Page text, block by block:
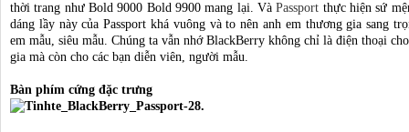
thời trang như Bold 9000 Bold 9900 mang lại. VàPassport thực hiện sứ
dáng lầy này của Passport khá vuông và to nên anh em thương gia sang
em mẫu, siêu mẫu. Chúng ta vẫn nhớ BlackBerry không chỉ là điện thoại
gia mà còn cho các bạn diễn viên, người mẫu.
Bàn phím cứng đặc trưng